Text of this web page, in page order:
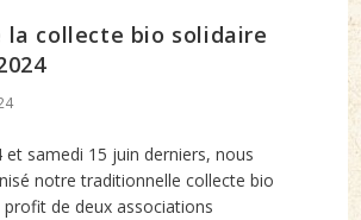
la collecte bio solidaire
et samedi 15 juin derniers, nous
notre traditionnelle collecte bio
profit de deux associations